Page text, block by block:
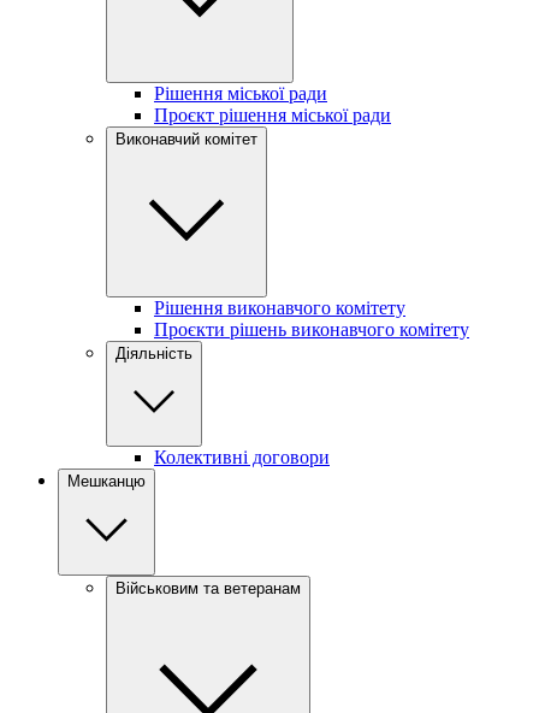
Рішення міської ради
Проєкт рішення міської ради
Виконавчий комітет
Рішення виконавчого комітету
Проєкти рішень виконавчого комітету
Діяльність
Колективні договори
Мешканцю
Військовим та ветеранам